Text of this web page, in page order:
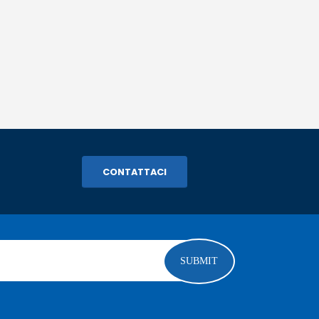
CONTATTACI
SUBMIT